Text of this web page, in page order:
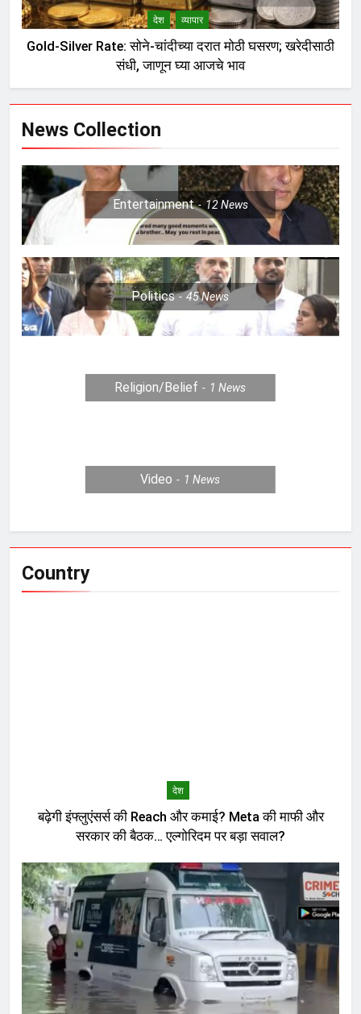
देश व्यापार
Gold-Silver Rate: सोने-चांदीच्या दरात मोठी घसरण; खरेदीसाठी
संधी, जाणून घ्या आजचे भाव
News Collection
Entertainment 12News
Politics 45News
Religion/Belief 1News
Video 1News
Country
देश
बढ़ेगी इंफ्लुएंसर्स की Reach और कमाई? Meta की माफी और
सरकार की बैठक… एल्गोरिदम पर बड़ा सवाल?